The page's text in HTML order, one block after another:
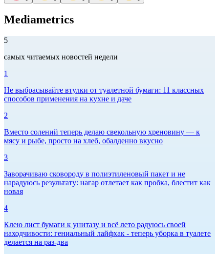
Mediametrics
5
самых читаемых новостей недели
1
Не выбрасывайте втулки от туалетной бумаги: 11 классных
способов применения на кухне и даче
2
Вместо солений теперь делаю свекольную хреновину — к
мясу и рыбе, просто на хлеб, обалденно вкусно
3
Заворачиваю сковороду в полиэтиленовый пакет и не
нарадуюсь результату: нагар отлетает как пробка, блестит как
новая
4
Клею лист бумаги к унитазу и всё лето радуюсь своей
находчивости: гениальный лайфхак - теперь уборка в туалете
делается на раз-два